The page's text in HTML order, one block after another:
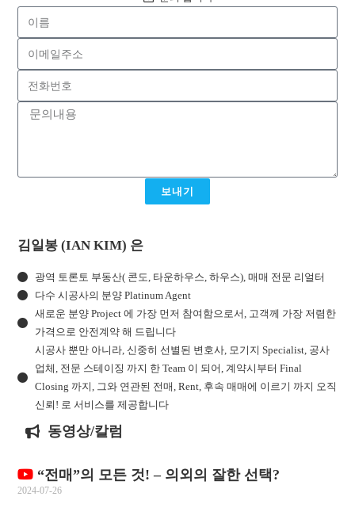
보내기
김일봉 (IAN KIM) 은
광역 토론토 부동산( 콘도, 타운하우스, 하우스), 매매 전문 리얼터
다수 시공사의 분양 Platinum Agent
새로운 분양 Project 에 가장 먼저 참여함으로서, 고객께 가장 저렴한
가격으로 안전계약 해 드립니다
시공사 뿐만 아니라, 신중히 선별된 변호사, 모기지 Specialist, 공사
업체, 전문 스테이징 까지 한 Team 이 되어, 계약시부터 Final
Closing 까지, 그와 연관된 전매, Rent, 후속 매매에 이르기 까지 오직
신뢰! 로 서비스를 제공합니다
동영상/칼럼
“전매”의 모든 것! – 의외의 잘한 선택?
2024-07-26